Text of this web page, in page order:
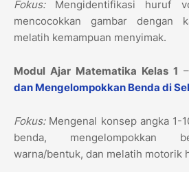
Fokus:Mengidentifikasi huruf
mencocokkan gambar dengan
melatih kemampuan menyimak.
Modul Ajar Matematika Kelas 1
dan Mengelompokkan Benda di
Fokus:Mengenal konsep angka 1-
benda, mengelompokkan
warna/bentuk, dan melatih motorik